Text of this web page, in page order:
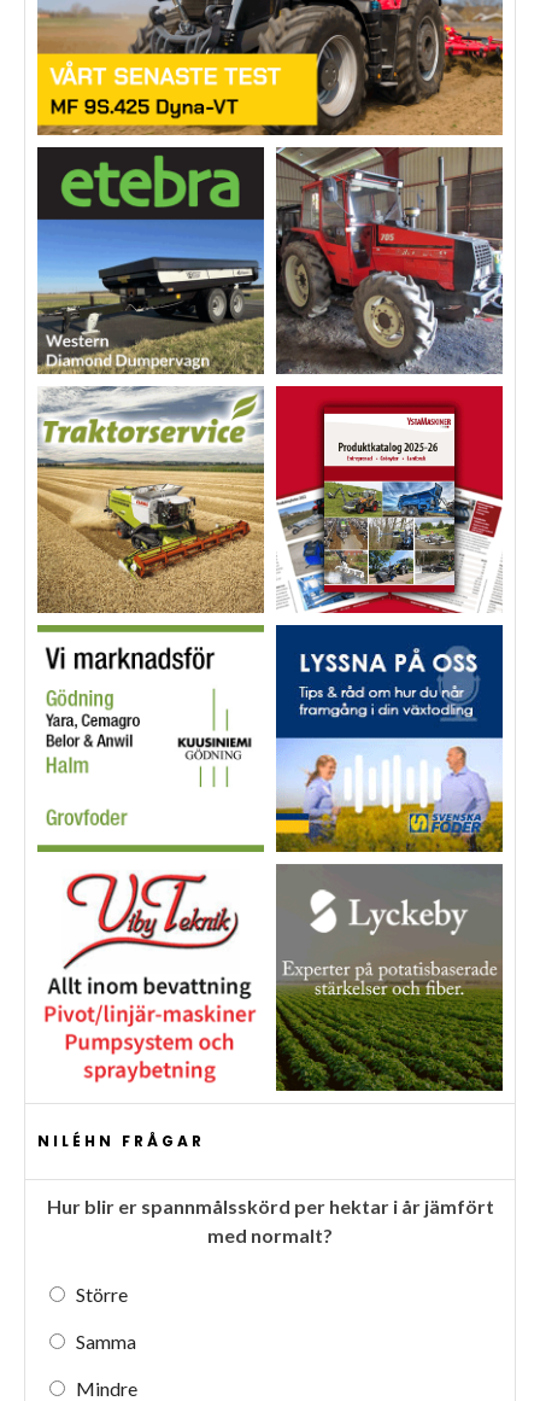
NILÉHN FRÅGAR
Hur blir er spannmålsskörd per hektar i år jämfört
med normalt?
Större
Samma
Mindre